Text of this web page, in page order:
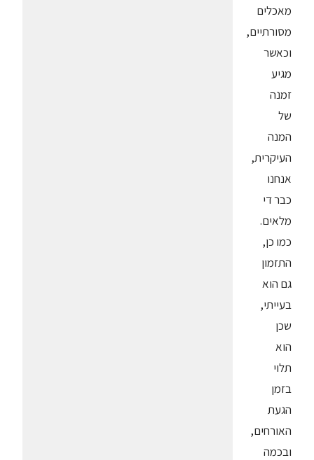
מאכלים
מסורתיים,
וכאשר
מגיע
זמנה
של
המנה
העיקרית,
אנחנו
כבר די
מלאים.
כמו כן,
התזמון
גם הוא
בעייתי,
שכן
הוא
תלוי
בזמן
הגעת
האורחים,
ובכמה